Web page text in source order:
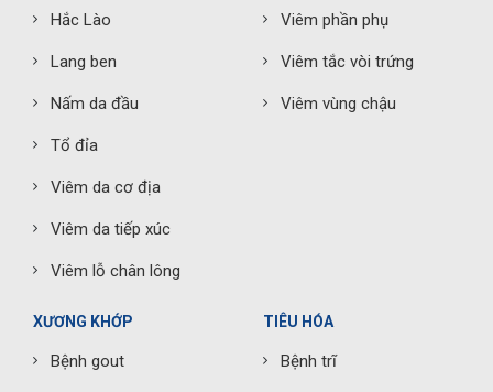
Hắc Lào
Lang ben
Nấm da đầu
Tổ đỉa
Viêm da cơ địa
Viêm da tiếp xúc
Viêm lỗ chân lông
Viêm phần phụ
Viêm tắc vòi trứng
Viêm vùng chậu
XƯƠNG KHỚP
Bệnh gout
TIÊU HÓA
Bệnh trĩ